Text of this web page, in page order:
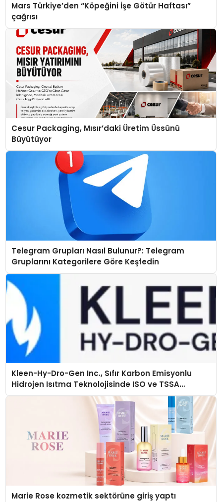
Mars Türkiye’den “Köpeğini İşe Götür Haftası”
çağrısı
Cesur Packaging, Mısır’daki Üretim Üssünü
Büyütüyor
Telegram Grupları Nasıl Bulunur?: Telegram
Gruplarını Kategorilere Göre Keşfedin
Kleen-Hy-Dro-Gen Inc., Sıfır Karbon Emisyonlu
Hidrojen Isıtma Teknolojisinde ISO ve TSSA
Düzenleyici Onaylarını Aldı
Marie Rose kozmetik sektörüne giriş yaptı